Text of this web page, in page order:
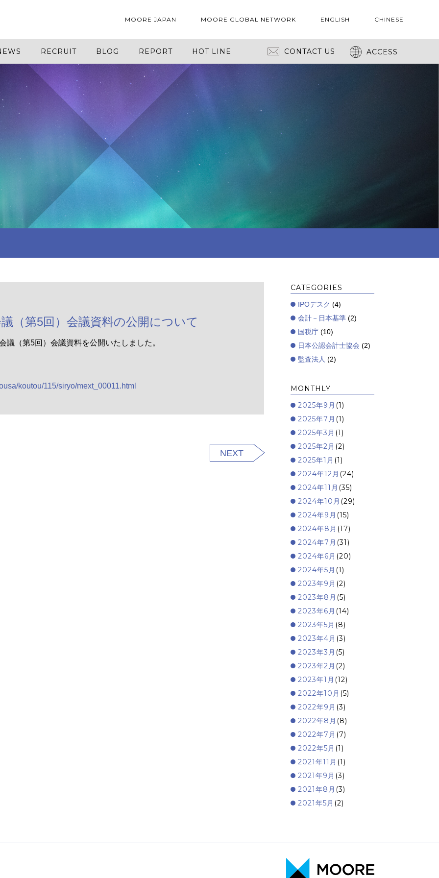
MOORE JAPAN MOORE GLOBAL NETWORK ENGLISH CHINESE
RECRUIT BLOG REPORT HOT LINE CONTACT US ACCESS
（第5回）会議資料の公開について
（第5回）会議資料を公開いたしました。
koutou/115/siryo/mext_00011.html
NEXT
CATEGORIES
IPOデスク (4)
会計－日本基準 (2)
国税庁 (10)
日本公認会計士協会 (2)
監査法人 (2)
MONTHLY
2025年9月 (1)
2025年7月 (1)
2025年3月 (1)
2025年2月 (2)
2025年1月 (1)
2024年12月 (24)
2024年11月 (35)
2024年10月 (29)
2024年9月 (15)
2024年8月 (17)
2024年7月 (31)
2024年6月 (20)
2024年5月 (1)
2023年9月 (2)
2023年8月 (5)
2023年6月 (14)
2023年5月 (8)
2023年4月 (3)
2023年3月 (5)
2023年2月 (2)
2023年1月 (12)
2022年10月 (5)
2022年9月 (3)
2022年8月 (8)
2022年7月 (7)
2022年5月 (1)
2021年11月 (1)
2021年9月 (3)
2021年8月 (3)
2021年5月 (2)